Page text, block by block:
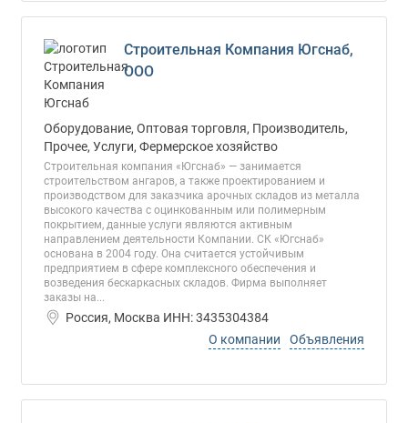
Строительная Компания Югснаб,
ООО
Оборудование, Оптовая торговля, Производитель,
Прочее, Услуги, Фермерское хозяйство
Строительная компания «Югснаб» — занимается
строительством ангаров, а также проектированием и
производством для заказчика арочных складов из металла
высокого качества с оцинкованным или полимерным
покрытием, данные услуги являются активным
направлением деятельности Компании. СК «Югснаб»
основана в 2004 году. Она считается устойчивым
предприятием в сфере комплексного обеспечения и
возведения бескаркасных складов. Фирма выполняет
заказы на...
Россия, Москва ИНН: 3435304384
О компании
Объявления